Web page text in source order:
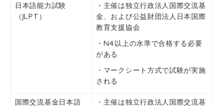
日本語能力試験
（JLPT）
・主催は独立行政法人国際交流基
金、および公益財団法人日本国際
教育支援協会
・N4以上の水準で合格する必要
がある
・マークシート方式で試験が実施
される
国際交流基金日本語
・主催は独立行政法人国際交流基